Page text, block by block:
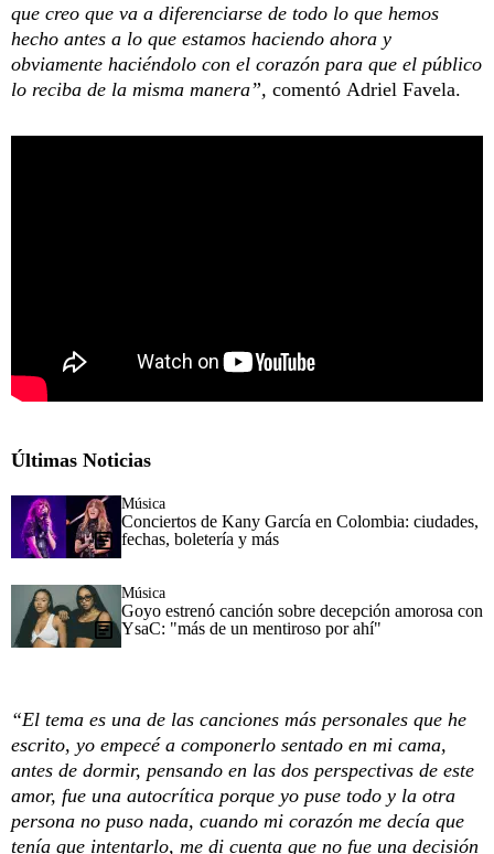
que creo que va a diferenciarse de todo lo que hemos
hecho antes a lo que estamos haciendo ahora y
obviamente haciéndolo con el corazón para que el público
lo reciba de la misma manera”, comentó Adriel Favela.
Últimas Noticias
Música
Conciertos de Kany García en Colombia: ciudades,
fechas, boletería y más
Música
Goyo estrenó canción sobre decepción amorosa con
YsaC: "más de un mentiroso por ahí"
“El tema es una de las canciones más personales que he
escrito, yo empecé a componerlo sentado en mi cama,
antes de dormir, pensando en las dos perspectivas de este
amor, fue una autocrítica porque yo puse todo y la otra
persona no puso nada, cuando mi corazón me decía que
tenía que intentarlo, me di cuenta que no fue una decisión